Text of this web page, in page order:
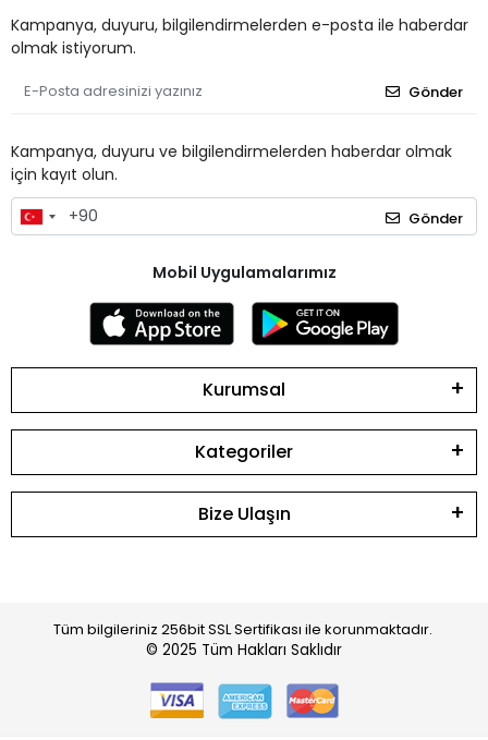
Kampanya, duyuru, bilgilendirmelerden e-posta ile haberdar
olmak istiyorum.
Gönder
Kampanya, duyuru ve bilgilendirmelerden haberdar olmak
için kayıt olun.
Gönder
Mobil Uygulamalarımız
Kurumsal
Kategoriler
Bize Ulaşın
Tüm bilgileriniz 256bit SSL Sertifikası ile korunmaktadır.
© 2025 Tüm Hakları Saklıdır